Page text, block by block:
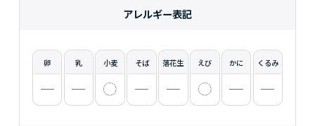
アレルギー表記
卵 乳 小麦 そば 落花生 えび かに くるみ